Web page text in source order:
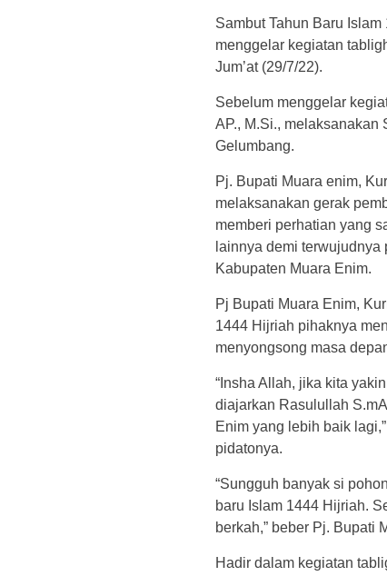
Sambut Tahun Baru
menggelar kegiatan
Jum’at (29/7/22).
Sebelum menggelar
AP., M.Si., melaksanakan
Gelumbang.
Pj. Bupati Muara enim,
melaksanakan gerak
memberi perhatian yang
lainnya demi
Kabupaten Muara Enim.
Pj Bupati Muara Enim,
1444 Hijriah pihaknya
menyongsong masa
“Insha Allah, jika kita
diajarkan Rasulullah
Enim yang lebih baik
pidatonya.
“Sungguh banyak si
baru Islam 1444 Hijriah.
berkah,” beber Pj. Bupati
Hadir dalam kegiatan